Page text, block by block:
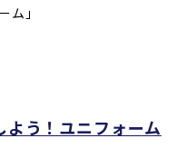
ム」
よう！ユニフォーム